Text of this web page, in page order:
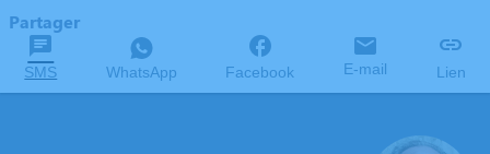
Partager
SMS WhatsApp Facebook E-mail Lien